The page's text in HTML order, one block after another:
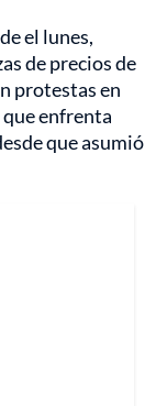
el lunes,
de precios de
protestas en
enfrenta
que asumió